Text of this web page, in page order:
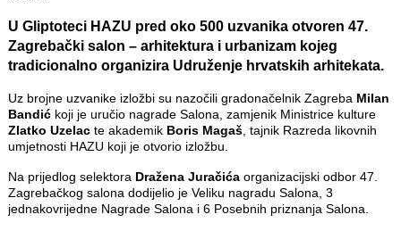
U Gliptoteci HAZU pred oko 500 uzvanika otvoren 47.
Zagrebački salon – arhitektura i urbanizam kojeg
tradicionalno organizira Udruženje hrvatskih arhitekata.
Uz brojne uzvanike izložbi su nazočili gradonačelnik Zagreba Milan
Bandićkoji je uručio nagrade Salona, zamjenik Ministrice kulture
Zlatko Uzelacte akademik Boris Magaš, tajnik Razreda likovnih
umjetnosti HAZU koji je otvorio izložbu.
Na prijedlog selektora Dražena Juračićaorganizacijski odbor 47.
Zagrebačkog salona dodijelio je Veliku nagradu Salona, 3
jednakovrijedne Nagrade Salona i 6 Posebnih priznanja Salona.